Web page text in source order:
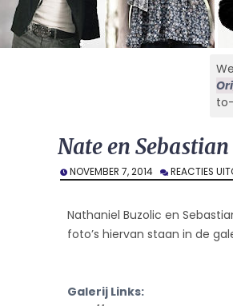
Nate en
NOVEMBER 7, 2014 REACTIES
Nathaniel Buzolic en
foto’s hiervan staan in de
Galerij Links: